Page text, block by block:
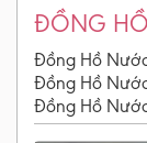
ĐỒNG
Đồng Hồ
Đồng Hồ
Đồng Hồ